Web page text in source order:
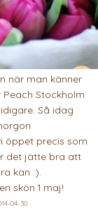
när man känner
Stockholm
Så idag
öppet precis som
det jätte bra att
kan :).
skön 1 maj!
04-30